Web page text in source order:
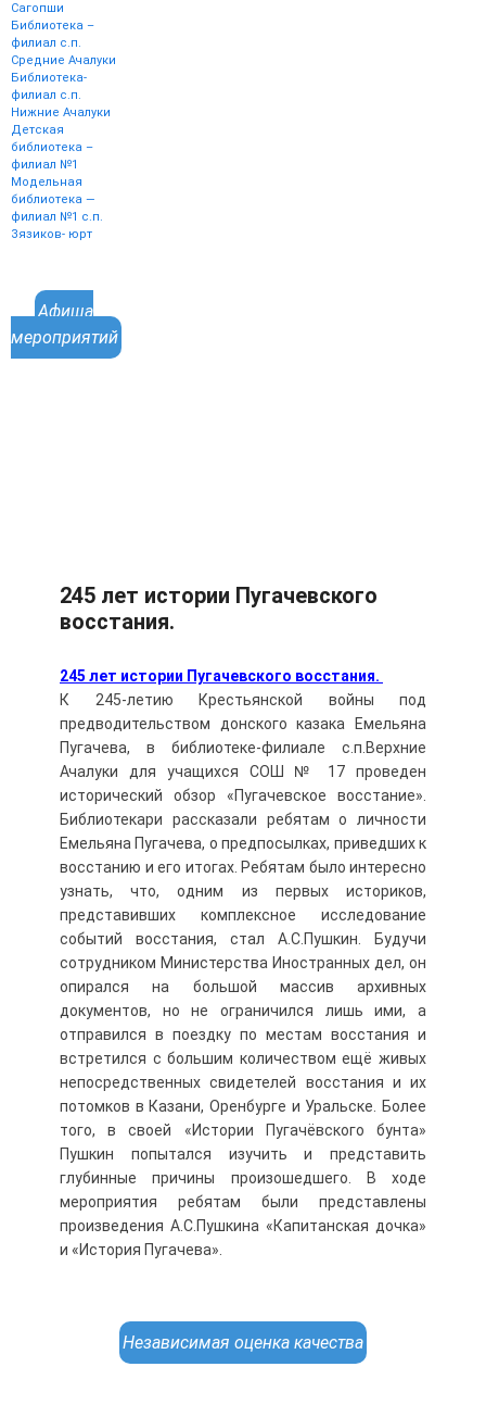
Сагопши
Библиотека –
филиал с.п.
Средние Ачалуки
Библиотека-
филиал с.п.
Нижние Ачалуки
Детская
библиотека –
филиал №1
Модельная
библиотека —
филиал №1 с.п.
Зязиков- юрт
Афиша
мероприятий
245 лет истории Пугачевского
восстания.
245 лет истории Пугачевского восстания.
К 245-летию Крестьянской войны под
предводительством донского казака Емельяна
Пугачева, в библиотеке-филиале с.п.Верхние
Ачалуки для учащихся СОШ № 17 проведен
исторический обзор «Пугачевское восстание».
Библиотекари рассказали ребятам о личности
Емельяна Пугачева, о предпосылках, приведших к
восстанию и его итогах. Ребятам было интересно
узнать, что, одним из первых историков,
представивших комплексное исследование
событий восстания, стал А.С.Пушкин. Будучи
сотрудником Министерства Иностранных дел, он
опирался на большой массив архивных
документов, но не ограничился лишь ими, а
отправился в поездку по местам восстания и
встретился с большим количеством ещё живых
непосредственных свидетелей восстания и их
потомков в Казани, Оренбурге и Уральске. Более
того, в своей «Истории Пугачёвского бунта»
Пушкин попытался изучить и представить
глубинные причины произошедшего. В ходе
мероприятия ребятам были представлены
произведения А.С.Пушкина «Капитанская дочка»
и «История Пугачева».
Независимая оценка качества